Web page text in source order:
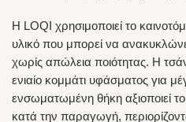
Η LOQI χρησιμοποιεί το
υλικό που μπορεί να
χωρίς απώλεια ποιότητας. Η
ενιαίο κομμάτι υφάσματος για
ενσωματωμένη θήκη αξιοποιεί
κατά την παραγωγή,